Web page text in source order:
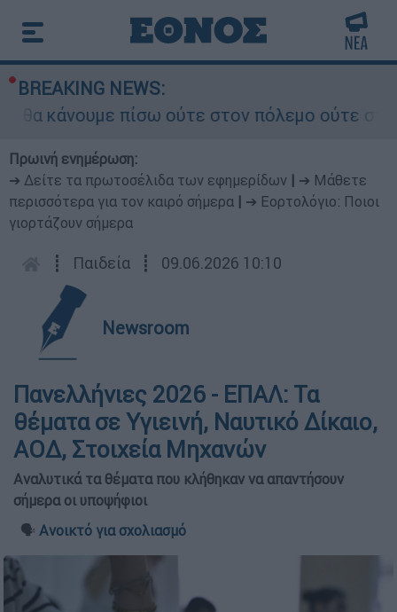
BREAKING NEWS:
κάνουμε πίσω ούτε στον πόλεμο ούτε στις
Πρωινή ενημέρωση:
➔ Δείτε τα πρωτοσέλιδα των εφημερίδων
➔ Μάθετε
περισσότερα για τον καιρό σήμερα
➔ Εορτολόγιο: Ποιοι
γιορτάζουν σήμερα
┋ Παιδεία ┋ 09.06.2026 10:10
Newsroom
Πανελλήνιες 2026 - ΕΠΑΛ: Τα
θέματα σε Υγιεινή, Ναυτικό Δίκαιο,
ΑΟΔ, Στοιχεία Μηχανών
Αναλυτικά τα θέματα που κλήθηκαν να απαντήσουν
σήμερα οι υποψήφιοι
🗣️ Ανοικτό για σχολιασμό